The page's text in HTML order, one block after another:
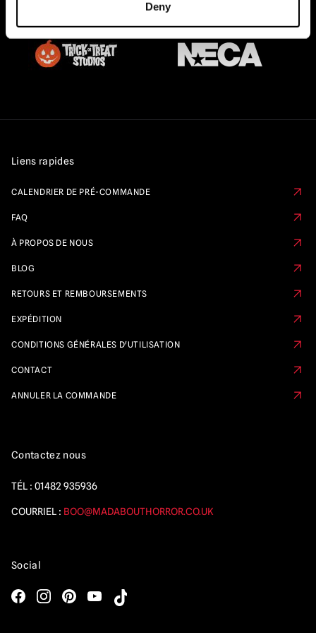
Deny
Liens rapides
CALENDRIER DE PRÉ-COMMANDE
FAQ
À PROPOS DE NOUS
BLOG
RETOURS ET REMBOURSEMENTS
EXPÉDITION
CONDITIONS GÉNÉRALES D'UTILISATION
CONTACT
ANNULER LA COMMANDE
Contactez nous
TÉL : 01482 935936
COURRIEL : BOO@MADABOUTHORROR.CO.UK
Social